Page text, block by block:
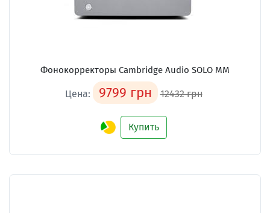
Фонокорректоры Cambridge Audio SOLO MM
Цена: 9799 грн 12432 грн
Купить